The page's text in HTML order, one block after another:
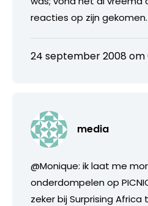
reacties op zijn gekomen.
24 september 2008 om
media
@Monique: ik laat me
onderdompelen op
zeker bij Surprising Africa